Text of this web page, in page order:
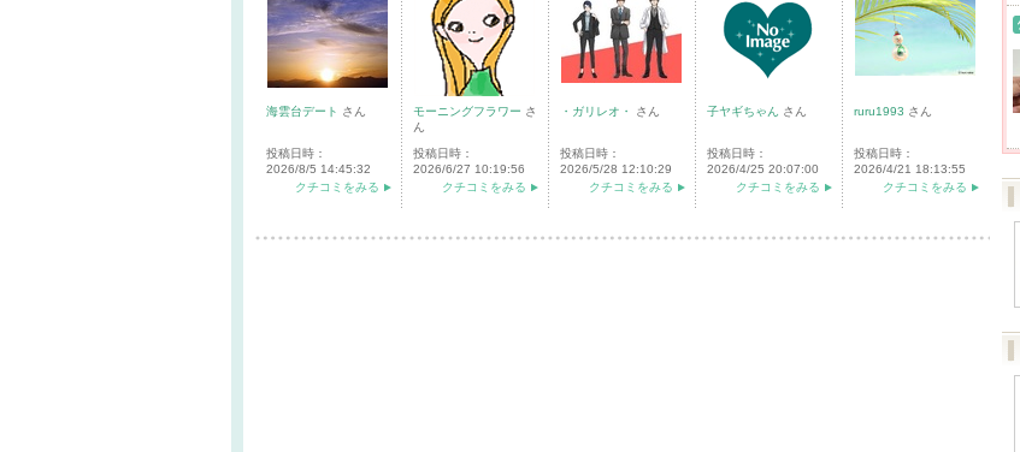
海雲台デート さん
投稿日時：
2026/8/5 14:45:32
クチコミをみる
モーニングフラワー さ
ん
投稿日時：
2026/6/27 10:19:56
クチコミをみる
・ガリレオ・ さん
投稿日時：
2026/5/28 12:10:29
クチコミをみる
子ヤギちゃん さん
投稿日時：
2026/4/25 20:07:00
クチコミをみる
ruru1993 さん
投稿日時：
2026/4/21 18:13:55
クチコミをみる